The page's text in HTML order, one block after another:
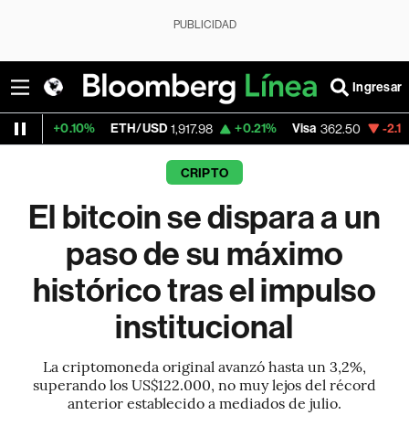
PUBLICIDAD
Ingresar
ETH/USD 1,917.98 +0.21% Visa 362.50 -2.15%
CRIPTO
El bitcoin se dispara a un
paso de su máximo
histórico tras el impulso
institucional
La criptomoneda original avanzó hasta un 3,2%,
superando los US$122.000, no muy lejos del récord
anterior establecido a mediados de julio.